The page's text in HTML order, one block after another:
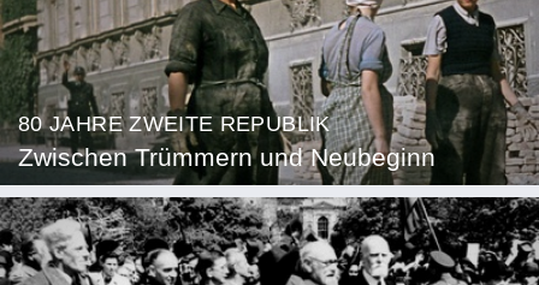
80 JAHRE ZWEITE REPUBLIK
Zwischen Trümmern und Neubeginn